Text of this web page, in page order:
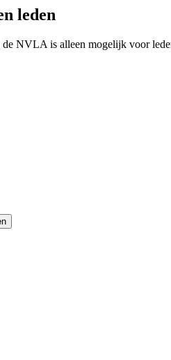
leden
NVLA is alleen mogelijk voor